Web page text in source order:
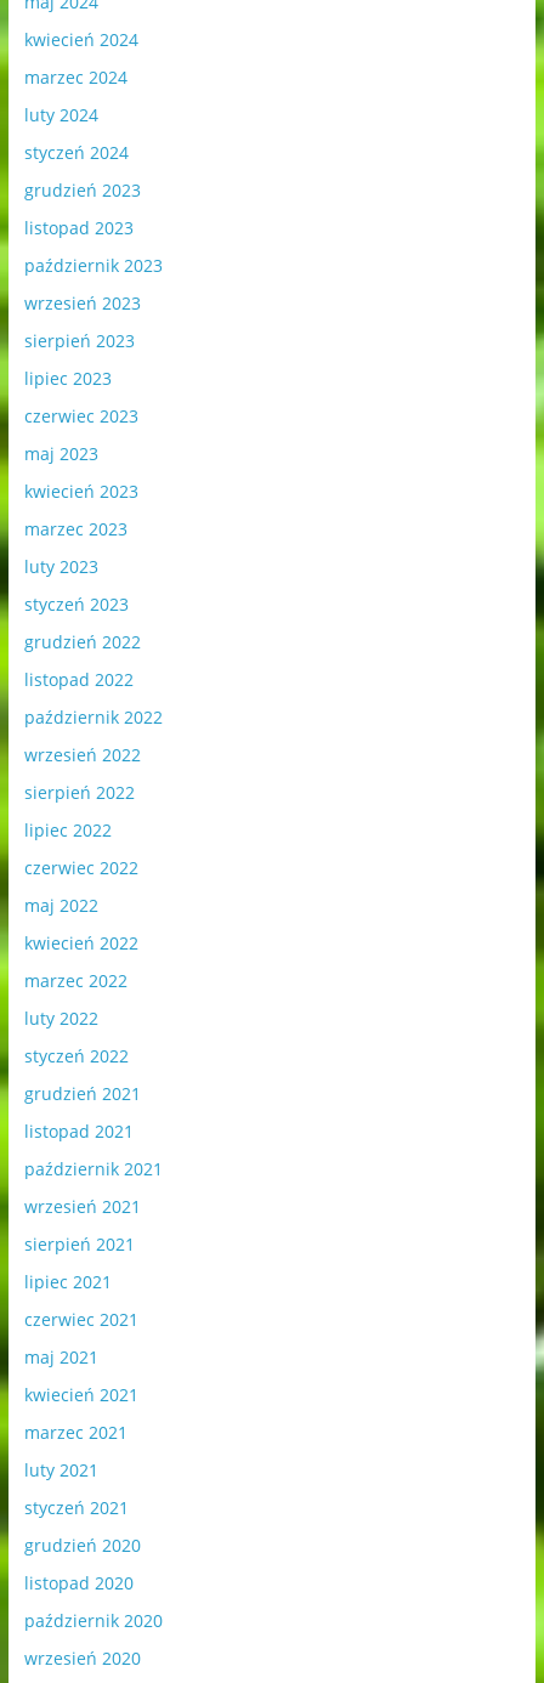
kwiecień 2024
marzec 2024
luty 2024
styczeń 2024
grudzień 2023
listopad 2023
październik 2023
wrzesień 2023
sierpień 2023
lipiec 2023
czerwiec 2023
maj 2023
kwiecień 2023
marzec 2023
luty 2023
styczeń 2023
grudzień 2022
listopad 2022
październik 2022
wrzesień 2022
sierpień 2022
lipiec 2022
czerwiec 2022
maj 2022
kwiecień 2022
marzec 2022
luty 2022
styczeń 2022
grudzień 2021
listopad 2021
październik 2021
wrzesień 2021
sierpień 2021
lipiec 2021
czerwiec 2021
maj 2021
kwiecień 2021
marzec 2021
luty 2021
styczeń 2021
grudzień 2020
listopad 2020
październik 2020
wrzesień 2020